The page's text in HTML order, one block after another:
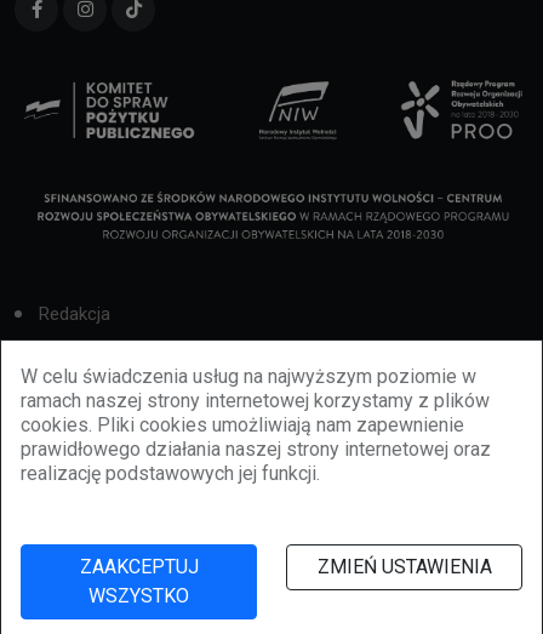
W celu świadczenia usług na najwyższym poziomie w
ramach naszej strony internetowej korzystamy z plików
cookies. Pliki cookies umożliwiają nam zapewnienie
prawidłowego działania naszej strony internetowej oraz
realizację podstawowych jej funkcji.
ZAAKCEPTUJ
WSZYSTKO
ZMIEŃ USTAWIENIA
Redakcja
Cookies
Reklama
BBiletomania